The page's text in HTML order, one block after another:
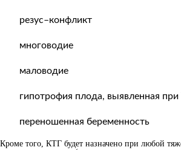
резус–конфликт
многоводие
маловодие
гипотрофия плода, выявленная
переношенная беременность
Кроме того, КТГ будет назначено при любой